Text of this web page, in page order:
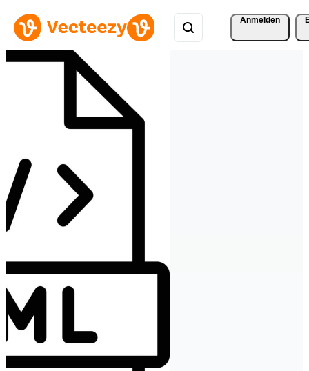
Anmelden